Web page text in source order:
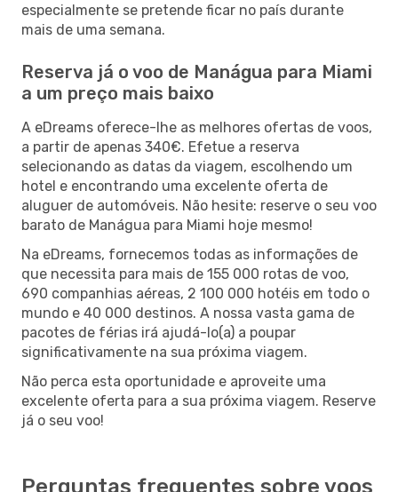
especialmente se pretende ficar no país durante
mais de uma semana.
Reserva já o voo de Manágua para Miami
a um preço mais baixo
A eDreams oferece-lhe as melhores ofertas de voos,
a partir de apenas 340€. Efetue a reserva
selecionando as datas da viagem, escolhendo um
hotel e encontrando uma excelente oferta de
aluguer de automóveis. Não hesite: reserve o seu voo
barato de Manágua para Miami hoje mesmo!
Na eDreams, fornecemos todas as informações de
que necessita para mais de 155 000 rotas de voo,
690 companhias aéreas, 2 100 000 hotéis em todo o
mundo e 40 000 destinos. A nossa vasta gama de
pacotes de férias irá ajudá-lo(a) a poupar
significativamente na sua próxima viagem.
Não perca esta oportunidade e aproveite uma
excelente oferta para a sua próxima viagem. Reserve
já o seu voo!
Perguntas frequentes sobre voos